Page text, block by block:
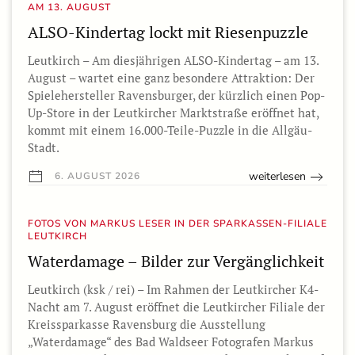
AM 13. AUGUST
ALSO-Kindertag lockt mit Riesenpuzzle
Leutkirch – Am diesjährigen ALSO-Kindertag – am 13.
August – wartet eine ganz besondere Attraktion: Der
Spielehersteller Ravensburger, der kürzlich einen Pop-
Up-Store in der Leutkircher Marktstraße eröffnet hat,
kommt mit einem 16.000-Teile-Puzzle in die Allgäu-
Stadt.
6. AUGUST 2026 weiterlesen
FOTOS VON MARKUS LESER IN DER SPARKASSEN-FILIALE
LEUTKIRCH
Waterdamage – Bilder zur Vergänglichkeit
Leutkirch (ksk / rei) – Im Rahmen der Leutkircher K4-
Nacht am 7. August eröffnet die Leutkircher Filiale der
Kreissparkasse Ravensburg die Ausstellung
„Waterdamage“ des Bad Waldseer Fotografen Markus